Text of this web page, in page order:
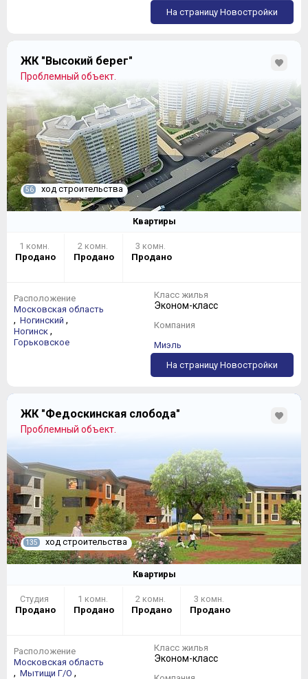
На страницу Новостройки
ЖК "Высокий берег"
Проблемный объект.
56 ход строительства
Квартиры
1 комн.
Продано
2 комн.
Продано
3 комн.
Продано
Расположение
Московская область
, Ногинский ,
Ногинск ,
Горьковское
Класс жилья
Эконом-класс
Компания
Миэль
На страницу Новостройки
ЖК "Федоскинская слобода"
Проблемный объект.
135 ход строительства
Квартиры
Студия
Продано
1 комн.
Продано
2 комн.
Продано
3 комн.
Продано
Расположение
Московская область
, Мытищи Г/О ,
Класс жилья
Эконом-класс